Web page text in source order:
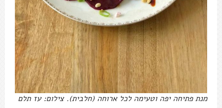
מנת פתיחה יפה וטעימה לכל ארוחה (חלבית). צילום: עז תלם